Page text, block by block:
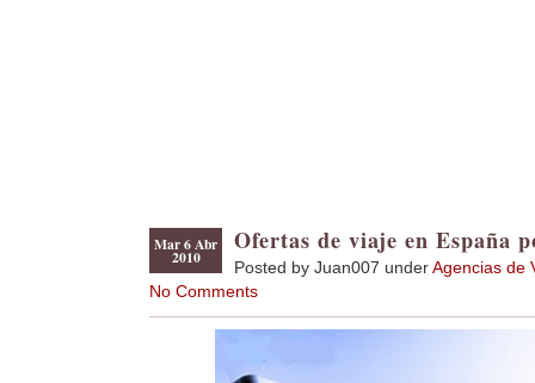
Mar 6 Abr
2010
Ofertas de viaje en España
Posted by Juan007 underAgencias de
No Comments